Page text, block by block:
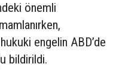
önemli
engelin ABD’de
bildirildi.